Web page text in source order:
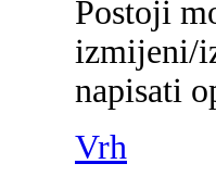
Postoji
izmijeni/
napisati
Vrh